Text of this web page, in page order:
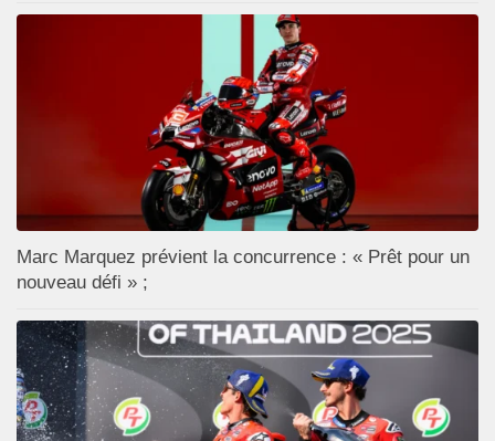
Marc Marquez prévient la concurrence : « Prêt pour un
nouveau défi » ;